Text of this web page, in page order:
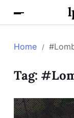
Home
Tag: